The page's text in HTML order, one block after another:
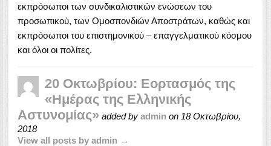
εκπρόσωποι των συνδικαλιστικών ενώσεων του
προσωπικού, των Ομοσπονδιών Αποστράτων, καθώς και
εκπρόσωποι του επιστημονικού – επαγγελματικού κόσμου
και όλοι οι πολίτες.
20 Οκτωβρίου: Εορτασμός της
«Ημέρας της Ελληνικής
Αστυνομίας» added by admin on 18 Οκτωβρίου,
2018
View all posts by admin →